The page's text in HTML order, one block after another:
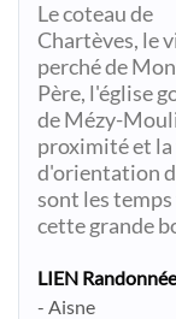
Le coteau de
Chartèves, le
perché de
Père, l'église
de Mézy-
proximité et
d'orientation
sont les
cette grande
LIEN Randonnée
- Aisne